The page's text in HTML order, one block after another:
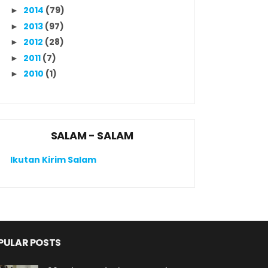
► 2014 (79)
► 2013 (97)
► 2012 (28)
► 2011 (7)
► 2010 (1)
SALAM - SALAM
Ikutan Kirim Salam
POSTS